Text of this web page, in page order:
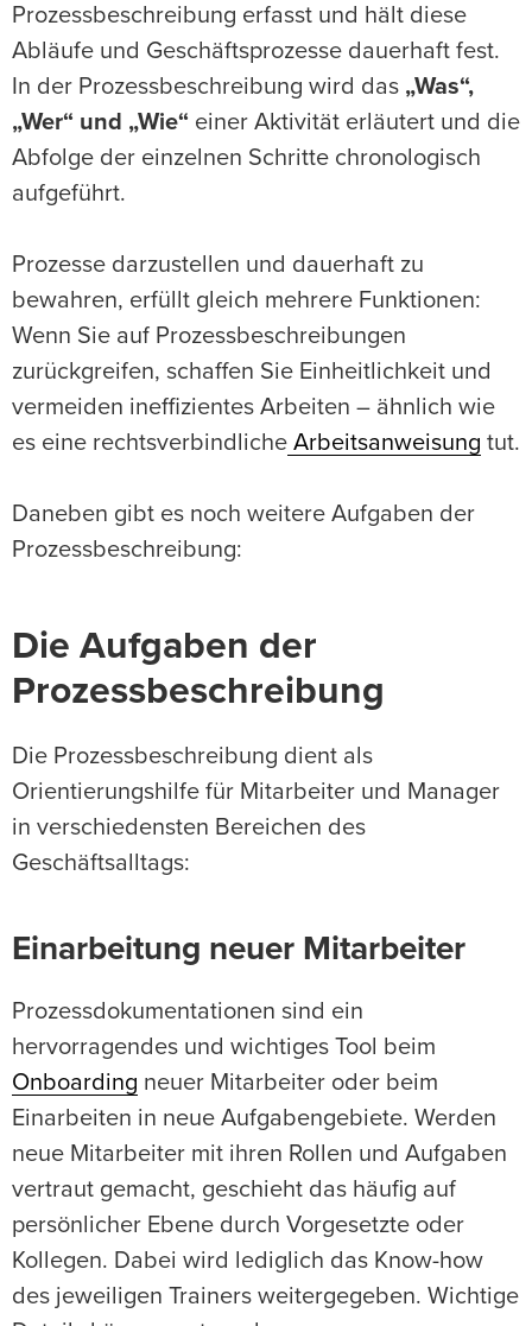
Prozessbeschreibung erfasst und hält diese
Abläufe und Geschäftsprozesse dauerhaft fest.
In der Prozessbeschreibung wird das „Was“,
„Wer“ und „Wie“ einer Aktivität erläutert und die
Abfolge der einzelnen Schritte chronologisch
aufgeführt.
Prozesse darzustellen und dauerhaft zu
bewahren, erfüllt gleich mehrere Funktionen:
Wenn Sie auf Prozessbeschreibungen
zurückgreifen, schaffen Sie Einheitlichkeit und
vermeiden ineffizientes Arbeiten – ähnlich wie
es eine rechtsverbindliche Arbeitsanweisung tut.
Daneben gibt es noch weitere Aufgaben der
Prozessbeschreibung:
Die Aufgaben der
Prozessbeschreibung
Die Prozessbeschreibung dient als
Orientierungshilfe für Mitarbeiter und Manager
in verschiedensten Bereichen des
Geschäftsalltags:
Einarbeitung neuer Mitarbeiter
Prozessdokumentationen sind ein
hervorragendes und wichtiges Tool beim
Onboarding neuer Mitarbeiter oder beim
Einarbeiten in neue Aufgabengebiete. Werden
neue Mitarbeiter mit ihren Rollen und Aufgaben
vertraut gemacht, geschieht das häufig auf
persönlicher Ebene durch Vorgesetzte oder
Kollegen. Dabei wird lediglich das Know-how
des jeweiligen Trainers weitergegeben. Wichtige